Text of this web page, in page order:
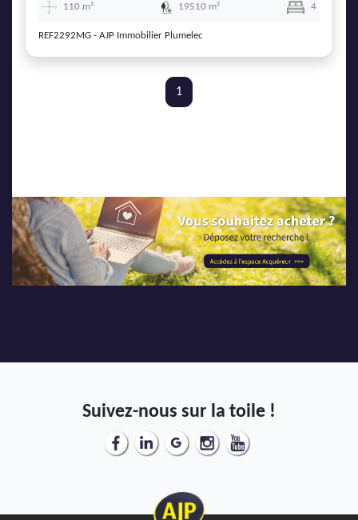
110 m² 19510 m² 4
REF2292MG - AJP Immobilier Plumelec
1
Suivez-nous sur la toile !